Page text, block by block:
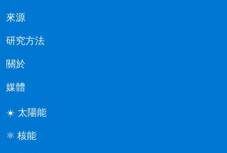
來源
研究方法
關於
媒體
☀️ 太陽能
⚛️ 核能